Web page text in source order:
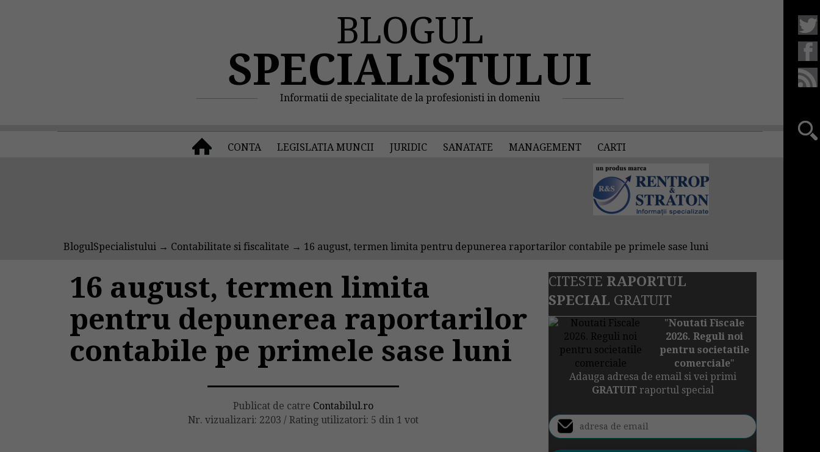
BLOGUL
SPECIALISTULUI
Informatii de specialitate de la profesionisti in domeniu
CONTA LEGISLATIA MUNCII JURIDIC SANATATE MANAGEMENT CARTI
BlogulSpecialistului → Contabilitate si fiscalitate → 16 august, termen limita pentru depunerea raportarilor contabile pe primele sase luni
16 august, termen limita
pentru depunerea raportarilor
contabile pe primele sase luni
Publicat de catre Contabilul.ro
Nr. vizualizari: 2203 / Rating utilizatori: 5 din 1 vot
CITESTE RAPORTUL
SPECIAL GRATUIT
"Noutati Fiscale
2026. Reguli noi
pentru societatile
comerciale"
Adauga adresa de email si vei primi
GRATUITraportul special